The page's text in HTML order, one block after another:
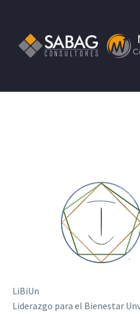
LiBiUn
Liderazgo para el Bienestar